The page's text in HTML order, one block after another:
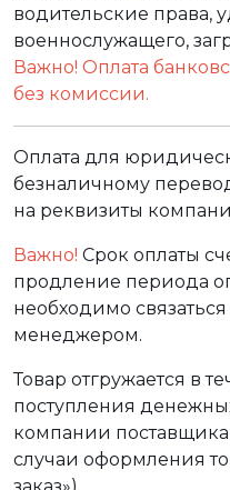
водительские права,
военнослужащего,
Важно! Оплата
без комиссии.
Оплата для
безналичному
на реквизиты
Важно! Срок оплаты
продление периода
необходимо
менеджером.
Товар отгружается в
поступления
компании
случаи оформления